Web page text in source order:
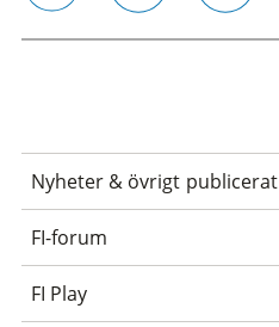
Nyheter & övrigt publicerat
FI-forum
FI Play